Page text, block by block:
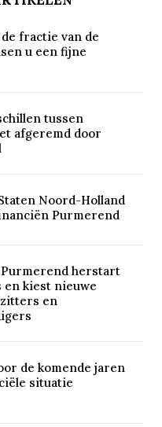
fractie van de
u een fijne
tussen
afgeremd door
Noord-Holland
Purmerend
herstart
kiest nieuwe
en
de komende jaren
situatie